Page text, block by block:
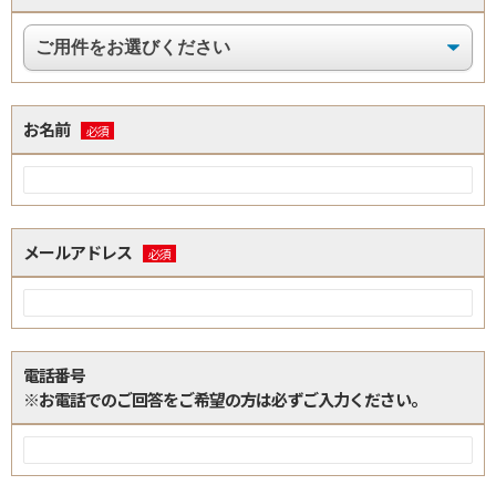
お名前 必須
メールアドレス 必須
電話番号
※お電話でのご回答をご希望の方は必ずご入力ください。